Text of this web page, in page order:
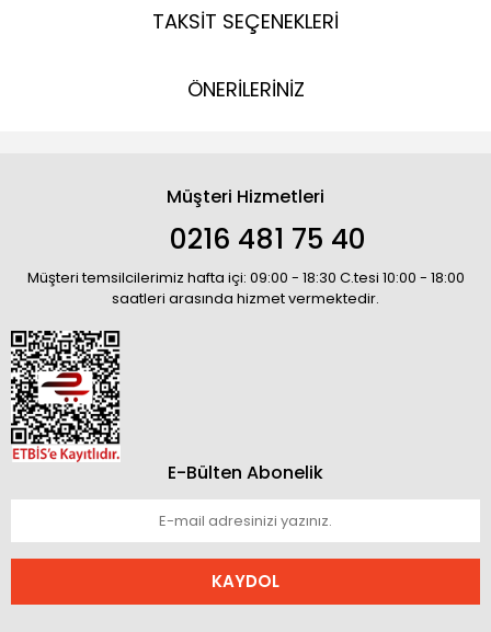
TAKSİT SEÇENEKLERİ
ÖNERİLERİNİZ
Müşteri Hizmetleri
0216 481 75 40
Müşteri temsilcilerimiz hafta içi: 09:00 - 18:30 C.tesi 10:00 - 18:00
saatleri arasında hizmet vermektedir.
E-Bülten Abonelik
KAYDOL